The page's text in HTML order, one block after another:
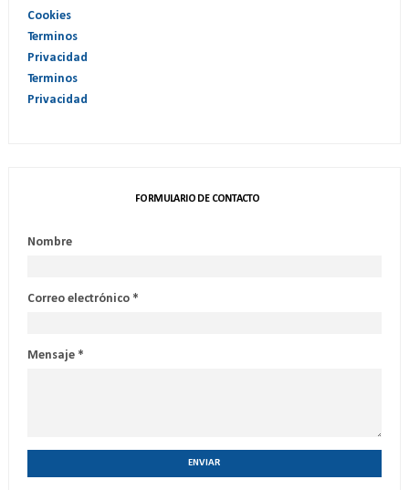
Cookies
Terminos
Privacidad
Terminos
Privacidad
FORMULARIO DE CONTACTO
Nombre
Correo electrónico *
Mensaje *